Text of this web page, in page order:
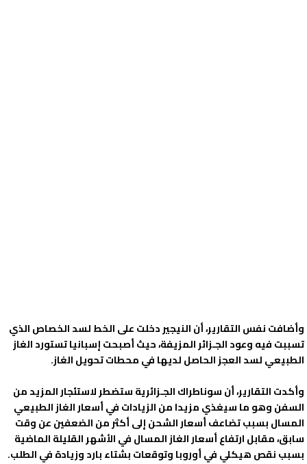
وأضافت نفس التقارير، أن النيجير دخلت على الخط لسد الخصاص الذي
تسببت فيه وعود الجـزائر المزيفة، حيث أصبحت إسبانيا تستورد الغاز
الطبيعي لسد العجز الحاصل لديها في محطات تحويل الغاز.
وأكدت التقارير، أن سوناطراك الجـزائرية ستضطر لاستئجار المزيد من
السفن وهو ما سيغذي مزيدا من الزيادات في أسعار الغاز الطبيعي
المسال بسبب تضاعف أسعار الشحن إلى أكثر من الضعفين عن وقت
سابق، مقابل ارتفاع أسعار الغاز المسال في الأشهر القليلة الماضية
بسبب نقص هيكلي في أوروبا وتوقعات بشتاء بارد وزيادة في الطلب.